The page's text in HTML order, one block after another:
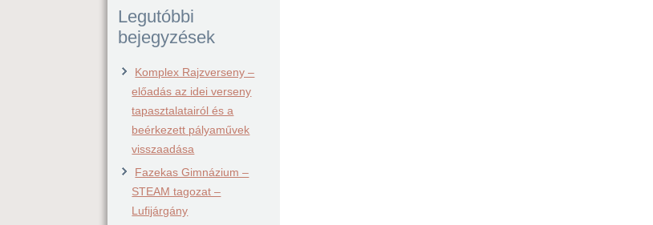
Legutóbbi
bejegyzések
Komplex Rajzverseny –
előadás az idei verseny
tapasztalatairól és a
beérkezett pályaművek
visszaadása
Fazekas Gimnázium –
STEAM tagozat –
Lufijárgány